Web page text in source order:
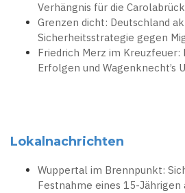
Verhängnis für die
Grenzen dicht: Deutschland
Sicherheitsstrategie gegen
Friedrich Merz im Kreuzfeuer:
Erfolgen und Wagenknecht’s
Lokalnachrichten
Wuppertal im Brennpunkt:
Festnahme eines 15-Jährigen